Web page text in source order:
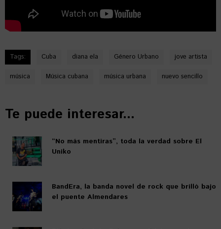
Tags: Cuba diana ela Género Urbano jove artista
música Música cubana música urbana nuevo sencillo
Te puede interesar...
“No más mentiras”, toda la verdad sobre El
Uniko
BandEra, la banda novel de rock que brilló bajo
el puente Almendares